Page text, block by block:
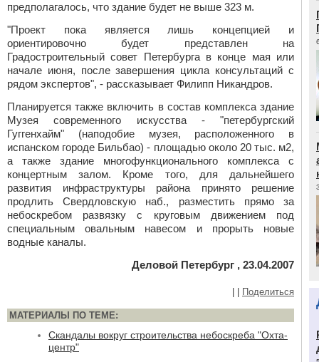
предполагалось, что здание будет не выше 323 м.
"Проект пока является лишь концепцией и
ориентировочно будет представлен на
Градостроительный совет Петербурга в конце мая или
начале июня, после завершения цикла консультаций с
рядом экспертов", - рассказывает Филипп Никандров.
Планируется также включить в состав комплекса здание
Музея современного искусства - "петербургский
Гуггенхайм" (наподобие музея, расположенного в
испанском городе Бильбао) - площадью около 20 тыс. м2,
а также здание многофункционального комплекса с
концертным залом. Кроме того, для дальнейшего
развития инфраструктуры района принято решение
продлить Свердловскую наб., разместить прямо за
небоскребом развязку с круговым движением под
специальным овальным навесом и прорыть новые
водные каналы.
Деловой Петербург , 23.04.2007
Поделиться
МАТЕРИАЛЫ ПО ТЕМЕ:
Скандалы вокруг строительства небоскреба "Охта-
центр"